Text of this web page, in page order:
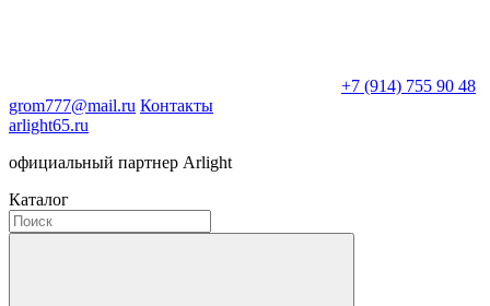
+7 (914) 755 90 48
grom777@mail.ru Контакты
arlight65.ru
официальный партнер Arlight
Каталог